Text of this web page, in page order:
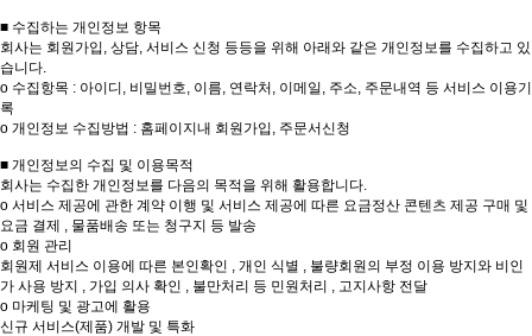
■ 수집하는 개인정보 항목
회사는 회원가입, 상담, 서비스 신청 등등을 위해 아래와 같은 개인정보를 수집하고 있
습니다.
ο 수집항목 : 아이디, 비밀번호, 이름, 연락처, 이메일, 주소, 주문내역 등 서비스 이용기
록
ο 개인정보 수집방법 : 홈페이지내 회원가입, 주문서신청
■ 개인정보의 수집 및 이용목적
회사는 수집한 개인정보를 다음의 목적을 위해 활용합니다.
ο 서비스 제공에 관한 계약 이행 및 서비스 제공에 따른 요금정산 콘텐츠 제공 구매 및
요금 결제 , 물품배송 또는 청구지 등 발송
ο 회원 관리
회원제 서비스 이용에 따른 본인확인 , 개인 식별 , 불량회원의 부정 이용 방지와 비인
가 사용 방지 , 가입 의사 확인 , 불만처리 등 민원처리 , 고지사항 전달
ο 마케팅 및 광고에 활용
신규 서비스(제품) 개발 및 특화